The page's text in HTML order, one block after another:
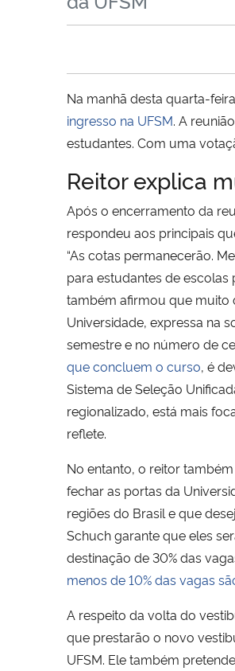
Na manhã desta quarta-
ingresso na UFSM. A
estudantes. Com uma
Reitor explica
Após o encerramento da
respondeu aos principais
“As cotas permanecerão.
para estudantes de escolas
também afirmou que muito
Universidade, expressa na
semestre e no número de
que concluem o curso, é
Sistema de Seleção
regionalizado, está mais
reflete.
No entanto, o reitor
fechar as portas da
regiões do Brasil e que
Schuch garante que eles
destinação de 30% das
menos de 10% das vagas
A respeito da volta do
que prestarão o novo
UFSM. Ele também